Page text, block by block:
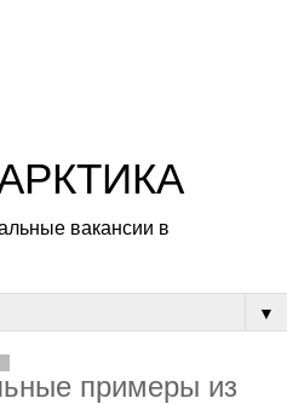
вакансии в
▼
примеры из